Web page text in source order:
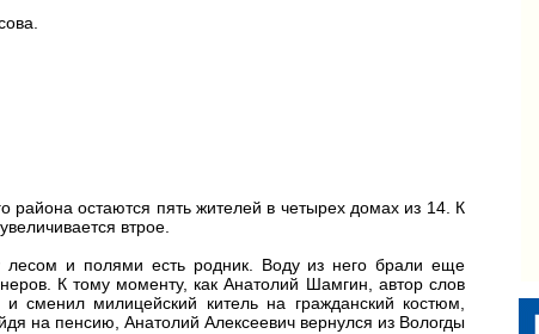
района остаются пять жителей в четырех домах из 14. К
втрое.
и полями есть родник. Воду из него брали еще
К тому моменту, как Анатолий Шамгин, автор слов
сменил милицейский китель на гражданский костюм,
на пенсию, Анатолий Алексеевич вернулся из Вологды